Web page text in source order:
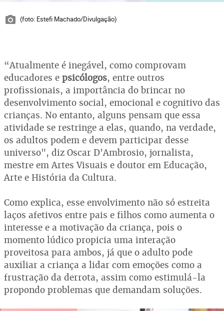
(foto: Estefi Machado/Divulgação)
“Atualmente é inegável, como comprovam
educadores e psicólogos, entre outros
profissionais, a importância do brincar no
desenvolvimento social, emocional e cognitivo das
crianças. No entanto, alguns pensam que essa
atividade se restringe a elas, quando, na verdade,
os adultos podem e devem participar desse
universo", diz Oscar D'Ambrosio, jornalista,
mestre em Artes Visuais e doutor em Educação,
Arte e História da Cultura.
Como explica, esse envolvimento não só estreita
laços afetivos entre pais e filhos como aumenta o
interesse e a motivação da criança, pois o
momento lúdico propicia uma interação
proveitosa para ambos, já que o adulto pode
auxiliar a criança a lidar com emoções como a
frustração da derrota, assim como estimulá-la
propondo problemas que demandam soluções.